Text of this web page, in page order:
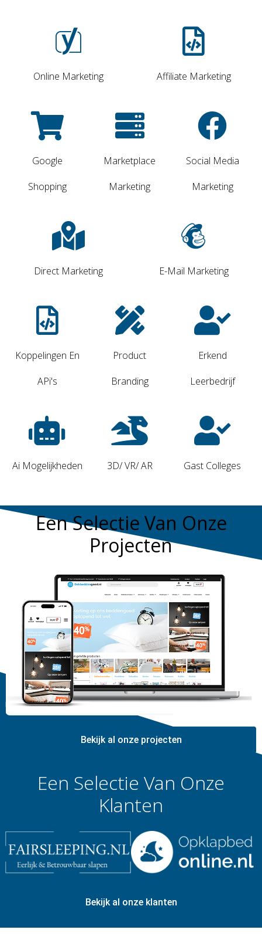
Online Marketing Affiliate Marketing
Google
Shopping
Marketplace
Marketing
Social Media
Marketing
Direct Marketing E-Mail Marketing
Koppelingen En
APi's
Product
Branding
Erkend
Leerbedrijf
Ai Mogelijkheden 3D/ VR/ AR Gast Colleges
Een Selectie Van Onze
Projecten
Bekijk al onze projecten
Een Selectie Van Onze
Klanten
Bekijk al onze klanten